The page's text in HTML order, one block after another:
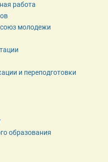
работа
союз молодежи
и переподготовки
образования